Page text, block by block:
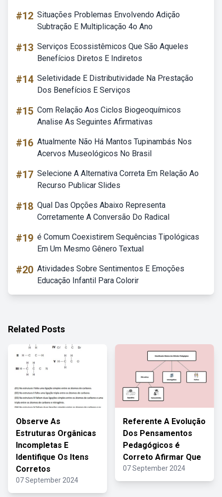
#12 Situações Problemas Envolvendo Adição
Subtração E Multiplicação 4o Ano
#13 Serviços Ecossistêmicos Que São Aqueles
Benefícios Diretos E Indiretos
#14 Seletividade E Distributividade Na Prestação
Dos Benefícios E Serviços
#15 Com Relação Aos Ciclos Biogeoquímicos
Analise As Seguintes Afirmativas
#16 Atualmente Não Há Mantos Tupinambás Nos
Acervos Museológicos No Brasil
#17 Selecione A Alternativa Correta Em Relação Ao
Recurso Publicar Slides
#18 Qual Das Opções Abaixo Representa
Corretamente A Conversão Do Radical
#19 é Comum Coexistirem Sequências Tipológicas
Em Um Mesmo Gênero Textual
#20 Atividades Sobre Sentimentos E Emoções
Educação Infantil Para Colorir
Related Posts
Observe As
Estruturas Orgânicas
Incompletas E
Identifique Os Itens
Corretos
07 September 2024
Referente A Evolução
Dos Pensamentos
Pedagógicos é
Correto Afirmar Que
07 September 2024